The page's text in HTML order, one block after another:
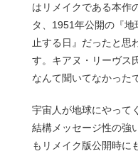
はリメイクである本作
タ、1951年公開の『地
止する日』だったと思
す。キアヌ・リーヴス
なんて聞いてなかった
宇宙人が地球にやって
結構メッセージ性の強
もリメイク版公開時に